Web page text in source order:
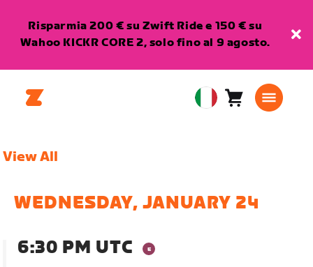
Risparmia 200 € su Zwift Ride e 150 € su
Wahoo KICKR CORE 2, solo fino al 9 agosto.
EuropeanCarrello0
View All
WEDNESDAY, JANUARY 24
6:30 PM UTC